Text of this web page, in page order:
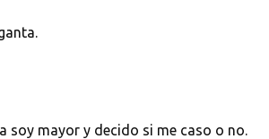
soy mayor y decido si me caso o no.